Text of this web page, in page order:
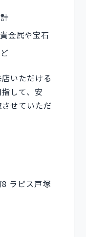
金属や宝石
いただける
して、安
せていただ
ラピス戸塚